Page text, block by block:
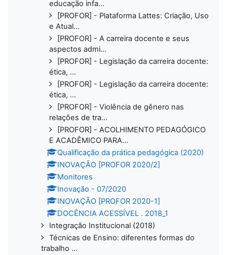
educação infa...
[PROFOR] - Plataforma Lattes: Criação, Uso
e Atual...
[PROFOR] - A carreira docente e seus
aspectos admi...
[PROFOR] - Legislação da carreira docente:
ética, ...
[PROFOR] - Legislação da carreira docente:
ética, ...
[PROFOR] - Violência de gênero nas
relações de tra...
[PROFOR] - ACOLHIMENTO PEDAGÓGICO
E ACADÊMICO PARA...
Qualificação da prática pedagógica (2020)
INOVAÇÃO [PROFOR 2020/2]
Monitores
Inovação - 07/2020
INOVAÇÃO [PROFOR 2020-1]
DOCÊNCIA ACESSÍVEL . 2018_1
Integração Institucional (2018)
Técnicas de Ensino: diferentes formas do
trabalho ...